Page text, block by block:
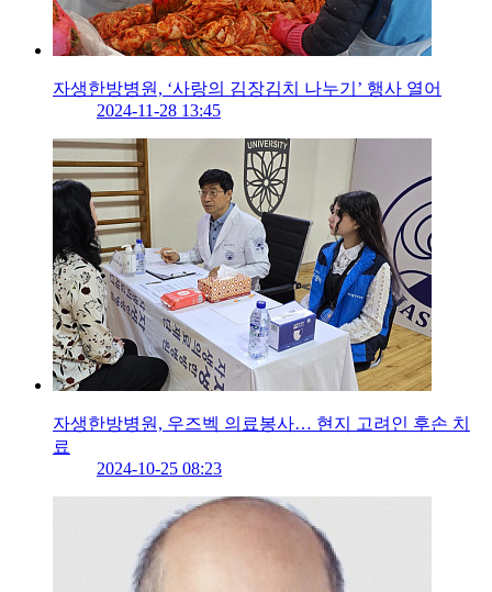
자생한방병원, ‘사랑의 김장김치 나누기’ 행사 열어
2024-11-28 13:45
자생한방병원, 우즈벡 의료봉사… 현지 고려인 후손 치
료
2024-10-25 08:23